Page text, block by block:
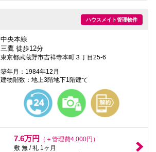
ハウスメイト管理物件
中央本線
三鷹 徒歩12分
東京都武蔵野市吉祥寺本町３丁目25-6
築年月：1984年12月
建物階数：地上3階地下1階建て
7.6万円
（＋管理費4,000円）
敷 無 / 礼 1ヶ月